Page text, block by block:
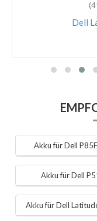
Dell
Akku für Dell
Akku für Dell
Akku für Dell